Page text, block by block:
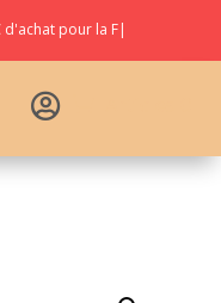
pour la Fra
